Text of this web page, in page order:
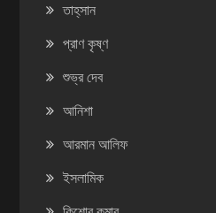
তাহ্‌সান
প্রাণ কৃষ্ণ
শুভ্র দেব
আনিশা
আরমান আলিফ
ইসলামিক